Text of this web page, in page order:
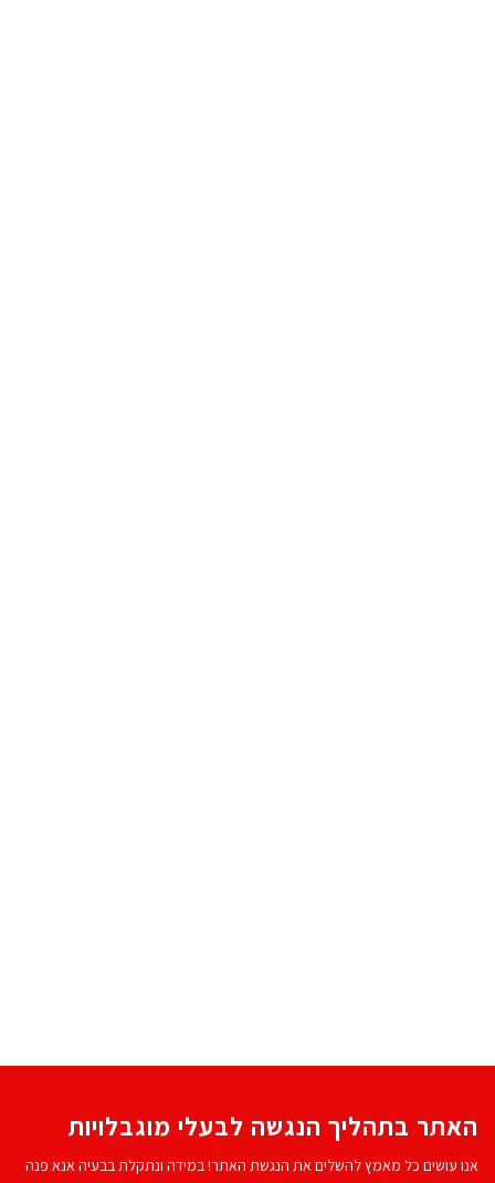
האתר בתהליך הנגשה לבעלי מוגבלויות
אנו עושים כל מאמץ להשלים את הנגשת האתר! במידה ונתקלת בבעיה אנא פנה